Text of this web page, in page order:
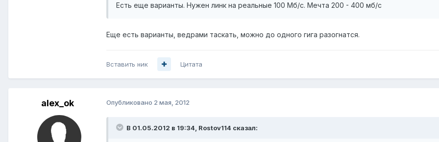
Есть еще варианты. Нужен линк на реальные 100 Мб/с. Мечта 200 - 400 мб/с
Еще есть варианты, ведрами таскать, можно до одного гига разогнатся.
Вставить ник Цитата
alex_ok Опубликовано 2 мая, 2012
В 01.05.2012 в 19:34, Rostov114 сказал: